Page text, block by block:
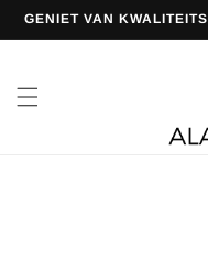
naar de
content
GENIET VAN